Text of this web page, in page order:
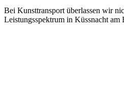
Bei Kunsttransport überlassen wir
Leistungsspektrum in Küssnacht am